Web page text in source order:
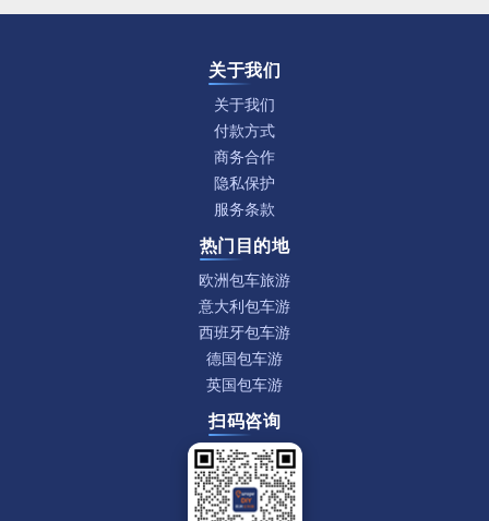
关于我们
关于我们
付款方式
商务合作
隐私保护
服务条款
热门目的地
欧洲包车旅游
意大利包车游
西班牙包车游
德国包车游
英国包车游
扫码咨询